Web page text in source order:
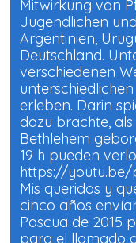
Mitwirkung von
Jugendlichen
Argentinien,
Deutschland.
verschiedenen
erleben. Darin
dazu brachte,
Bethlehem
19 h pueden
https://youtu.be/
Mis queridos y
cinco años
Pascua de 2015
para el llamado